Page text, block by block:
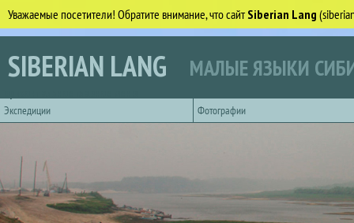
Уважаемые посетители! Обратите внимание, что сайтSiberian Lang
Перейти к основному содержанию
SIBERIAN LANG МАЛЫЕ ЯЗЫКИ
Экспедиции
Фотографии